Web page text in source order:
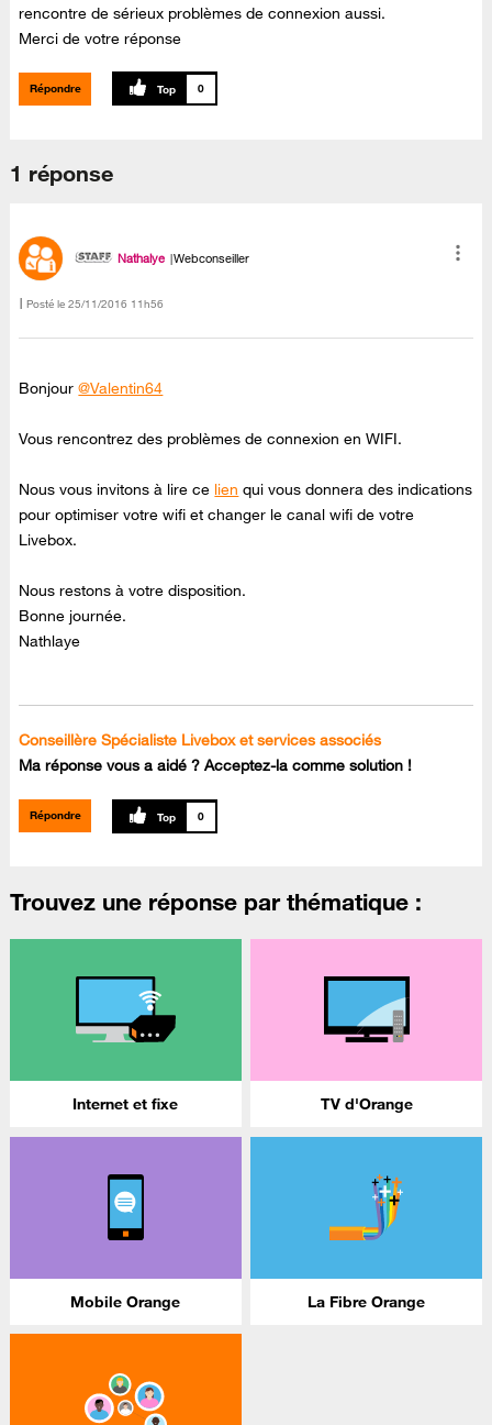
rencontre de sérieux problèmes de connexion aussi.
Merci de votre réponse
Répondre 0
1 réponse
Nathalye Webconseiller
Posté le ‎25/11/2016 11h56
Bonjour@Valentin64
Vous rencontrez des problèmes de connexion en WIFI.
Nous vous invitons à lire ce lien qui vous donnera des indications
pour optimiser votre wifi et changer le canal wifi de votre
Livebox.
Nous restons à votre disposition.
Bonne journée.
Nathlaye
Conseillère Spécialiste Livebox et services associés
Ma réponse vous a aidé ? Acceptez-la comme solution !
Répondre 0
Trouvez une réponse par thématique :
Internet et fixe TV d'Orange
Mobile Orange La Fibre Orange